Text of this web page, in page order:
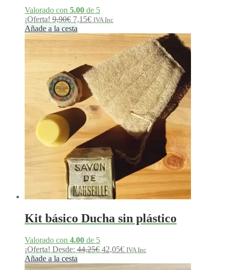
Valorado con 5.00 de 5
¡Oferta! 9,90€ El
precio
original
9,90€.
7,15€El
actual
7,15€.
IVA Inc
Añade a la cesta
Kit básico Ducha sin plástico
Valorado con 4.00 de 5
¡Oferta! Desde: 44,25€ El
42,05€ElIVA Inc
Añade a la cesta